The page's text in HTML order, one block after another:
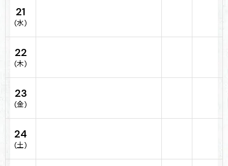
21
(水)
22
(木)
23
(金)
24
(土)